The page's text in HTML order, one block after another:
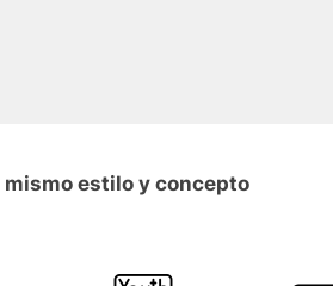
mismo estilo y concepto